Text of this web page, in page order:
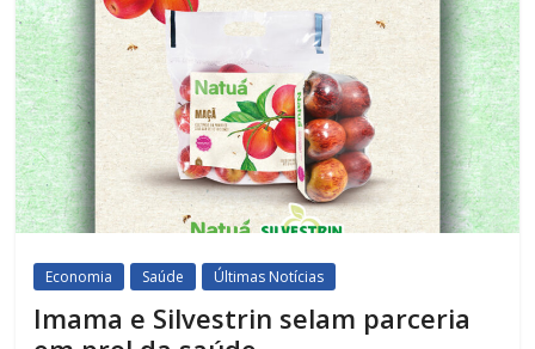
Economia Saúde Últimas Notícias
Imama e Silvestrin selam parceria